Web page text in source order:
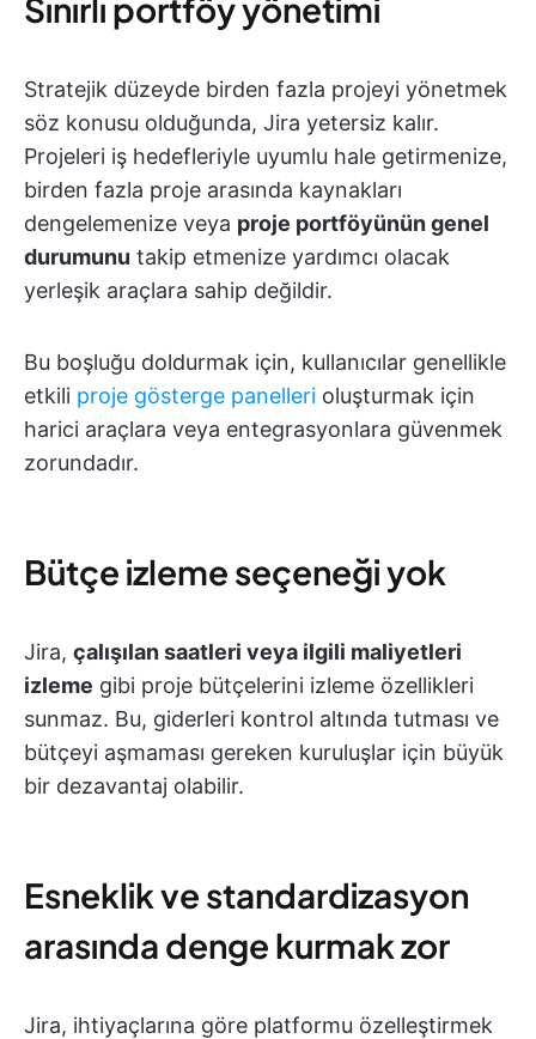
Sınırlı portföy yönetimi
Stratejik düzeyde birden fazla projeyi yönetmek
söz konusu olduğunda, Jira yetersiz kalır.
Projeleri iş hedefleriyle uyumlu hale getirmenize,
birden fazla proje arasında kaynakları
dengelemenize veya proje portföyünün genel
durumunu takip etmenize yardımcı olacak
yerleşik araçlara sahip değildir.
Bu boşluğu doldurmak için, kullanıcılar genellikle
etkili proje gösterge panelleri oluşturmak için
harici araçlara veya entegrasyonlara güvenmek
zorundadır.
Bütçe izleme seçeneği yok
Jira, çalışılan saatleri veya ilgili maliyetleri
izleme gibi proje bütçelerini izleme özellikleri
sunmaz. Bu, giderleri kontrol altında tutması ve
bütçeyi aşmaması gereken kuruluşlar için büyük
bir dezavantaj olabilir.
Esneklik ve standardizasyon
arasında denge kurmak zor
Jira, ihtiyaçlarına göre platformu özelleştirmek